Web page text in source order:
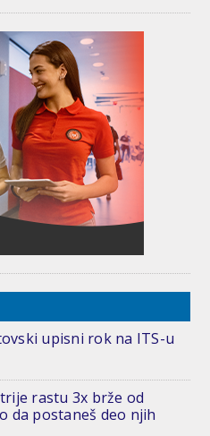
upisni rok na ITS-u
rastu 3x brže od
da postaneš deo njih